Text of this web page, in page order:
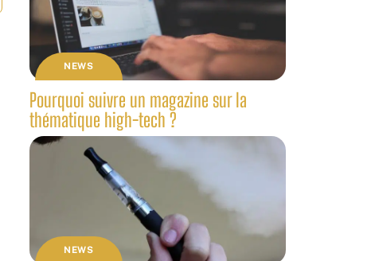
NEWS
Pourquoi suivre un magazine sur la
thématique high-tech ?
NEWS